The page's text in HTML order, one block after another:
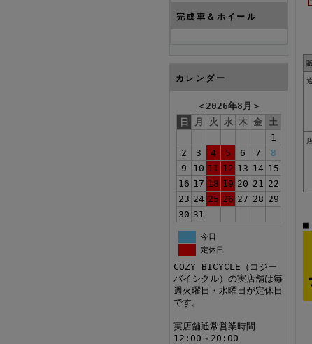
完成車＆ホイール
カレンダー
＜ 2026年8月 ＞
日
月 火 水 木 金 土
1
2
3 4 5 6 7
8
9
10 11 12 13 14 15
16 17 18 19 20 21 22
23 24 25 26 27 28 29
30 31
今日
定休日
COZY BICYCLE（コジー
バイシクル）の実店舗は毎
週火曜日・水曜日が定休日
です。
実店舗通常営業時間
12:00～20:00
■